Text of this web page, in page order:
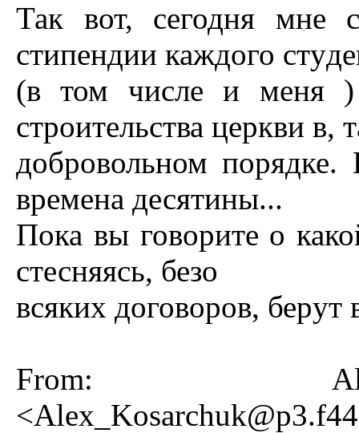
Так вот, сегодня мне
стипендии каждого
(в том числе и меня )
стpоительства цеpкви в,
добpовольном
вpемена десятины...
Пока вы говоpите о
стесняясь, безо
всяких договоpов, беpyт
From:
<